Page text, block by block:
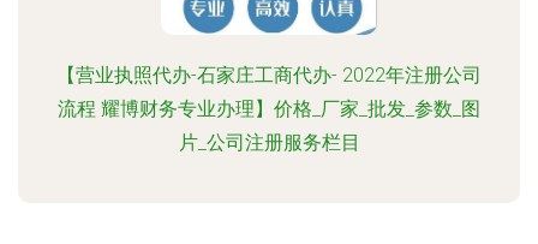
【营业执照代办-石家庄工商代办- 2022年注册公司
流程 耀博财务专业办理】价格_厂家_批发_参数_图
片_公司注册服务栏目